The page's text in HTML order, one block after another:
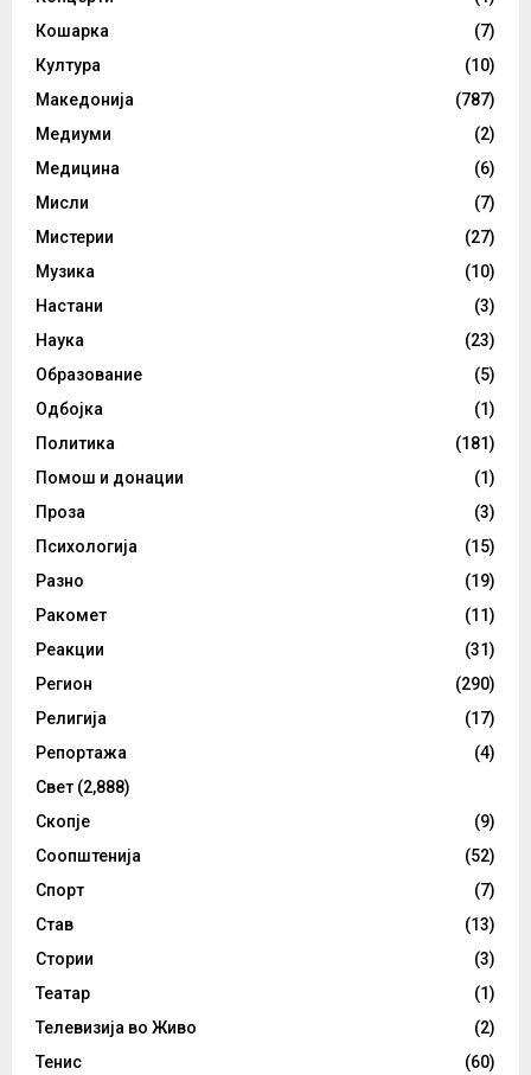
Кошарка
(7)
Култура
(10)
Македонија
(787)
Медиуми
(2)
Медицина
(6)
Мисли
(7)
Мистерии
(27)
Музика
(10)
Настани
(3)
Наука
(23)
Образование
(5)
Одбојка
(1)
Политика
(181)
Помош и донации
(1)
Проза
(3)
Психологија
(15)
Разно
(19)
Ракомет
(11)
Реакции
(31)
Регион
(290)
Религија
(17)
Репортажа
(4)
Свет (2,888)
Скопје
(9)
Соопштенија
(52)
Спорт
(7)
Став
(13)
Стории
(3)
Театар
(1)
Телевизија во Живо
(2)
Тенис
(60)